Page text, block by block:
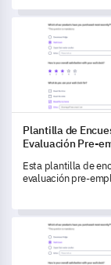
trastornos
Plantilla de
Plantilla de
Evaluación Pre-
Esta plantilla de
evaluación pre-
potenciales,
información crítica
calificaciones y
laboral.
Plantilla de